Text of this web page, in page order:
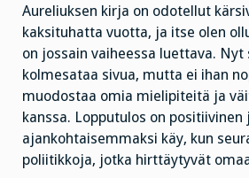
Aureliuksen kirja on odotellut
kaksituhatta vuotta, ja itse olen
on jossain vaiheessa luettava. Nyt
kolmesataa sivua, mutta ei ihan
muodostaa omia mielipiteitä ja
kanssa. Lopputulos on positiivinen
ajankohtaisemmaksi käy, kun
poliitikkoja, jotka hirttäytyvät